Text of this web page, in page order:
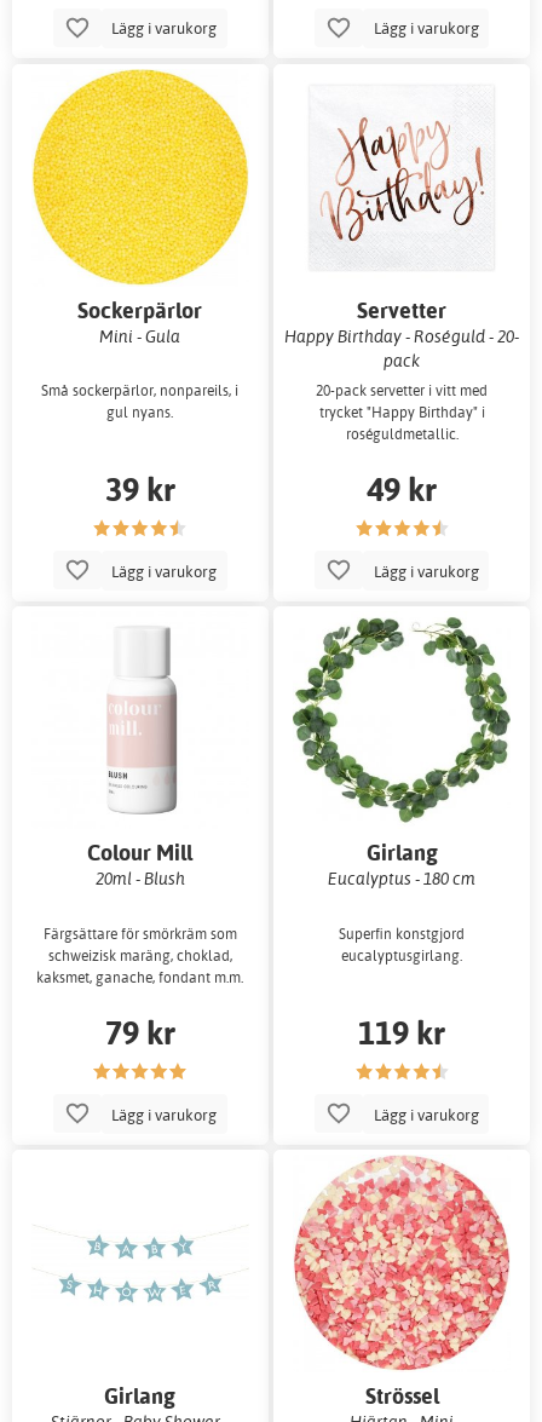
Lägg i varukorg Lägg i varukorg
Sockerpärlor
Mini - Gula
Små sockerpärlor, nonpareils, i
gul nyans.
39 kr
Lägg i varukorg
Servetter
Happy Birthday - Roséguld - 20-
pack
20-pack servetter i vitt med
trycket "Happy Birthday" i
roséguldmetallic.
49 kr
Lägg i varukorg
Colour Mill
20ml - Blush
Färgsättare för smörkräm som
schweizisk maräng, choklad,
kaksmet, ganache, fondant m.m.
79 kr
Lägg i varukorg
Girlang
Eucalyptus - 180 cm
Superfin konstgjord
eucalyptusgirlang.
119 kr
Lägg i varukorg
Girlang Strössel